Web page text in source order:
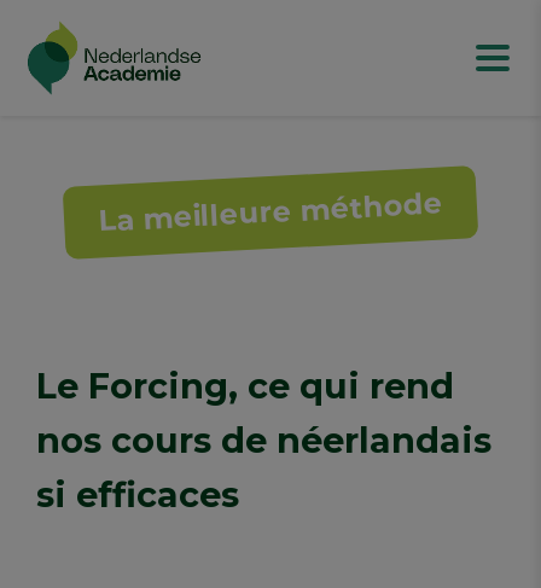
La meilleure méthode
Le Forcing, ce qui rend
nos cours de néerlandais
si efficaces